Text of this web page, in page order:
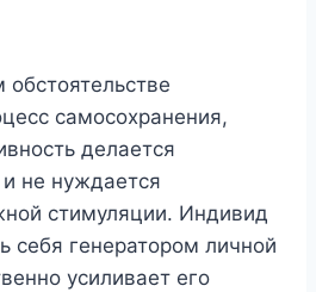
самосохранения,
делается
не нуждается
стимуляции. Индивид
себя генератором личной
усиливает его